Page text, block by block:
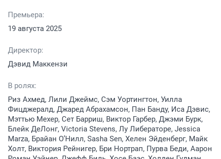
Премьера:
19 августа 2025
Директор:
Дэвид Маккензи
В ролях:
Риз Ахмед, Лили Джеймс, Сэм Уортингтон, Уилла
Фицджералд, Джаред Абрахамсон, Пан Банду, Иса Дэвис,
Мэттью Мехер, Сет Барриш, Виктор Гарбер, Джэми Бурк,
Блейк ДеЛонг, Victoria Stevens, Лу Либераторе, Jessica
Marza, Брайан О’Нилл, Sasha Sen, Хелен Эйденберг, Майк
Холт, Виктория Рейнигер, Бри Нортрап, Пурва Беди, Аарон